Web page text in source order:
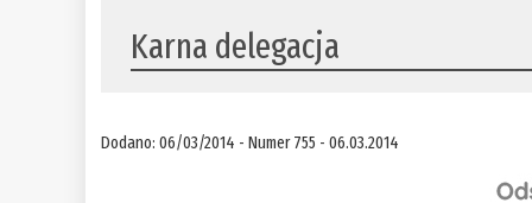
Karna delegacja
Dodano: 06/03/2014 - Numer 755 - 06.03.2014